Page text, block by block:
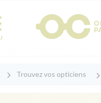
Trouvez vos opticiens